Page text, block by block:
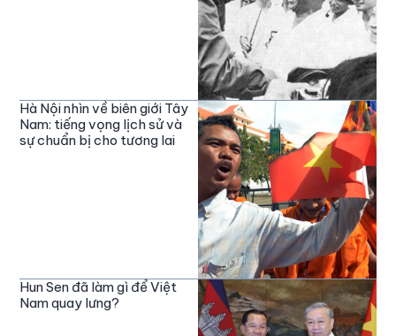
Hà Nội nhìn về biên giới Tây
Nam: tiếng vọng lịch sử và
sự chuẩn bị cho tương lai
Hun Sen đã làm gì để Việt
Nam quay lưng?